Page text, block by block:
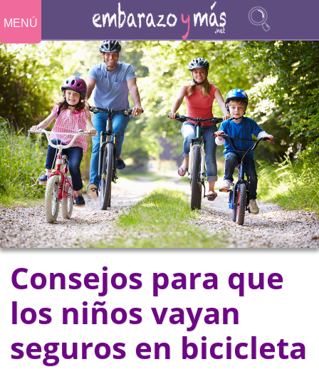
MENÚ
Consejos para que
los niños vayan
seguros en bicicleta